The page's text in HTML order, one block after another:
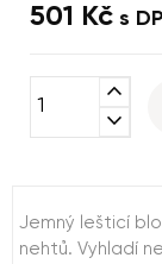
501 Kč s
expand_less
expand_more
Jemný lešticí
nehtů. Vyhladí